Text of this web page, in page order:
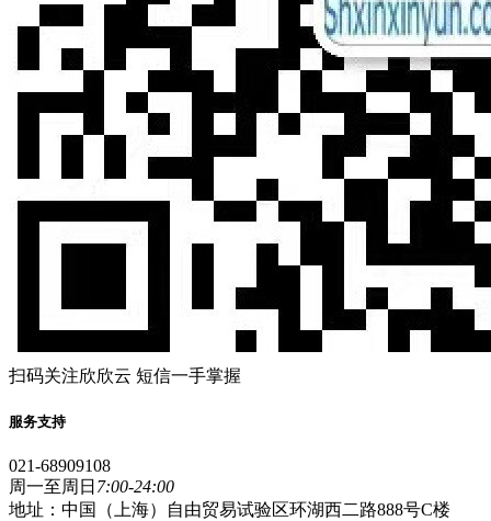
扫码关注欣欣云 短信一手掌握
服务支持
021-68909108
周一至周日 7:00-24:00
地址：中国（上海）自由贸易试验区环湖西二路888号C楼